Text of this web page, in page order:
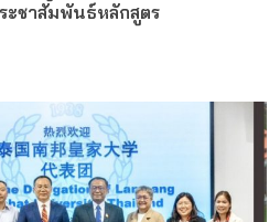
ะชาสัมพันธ์หลักสูตร